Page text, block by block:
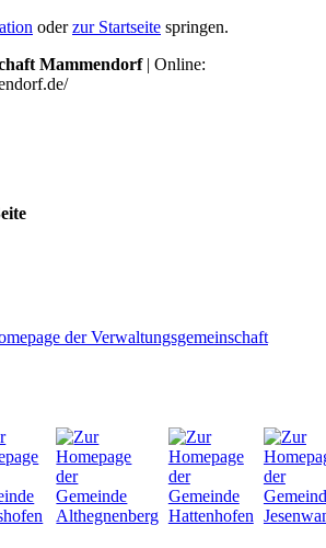
oderzur Startseite springen.
Mammendorf| Online: